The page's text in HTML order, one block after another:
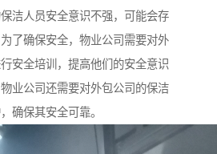
洁人员安全意识不强，可能会存
了确保安全，物业公司需要对外
安全培训，提高他们的安全意识
业公司还需要对外包公司的保洁
确保其安全可靠。